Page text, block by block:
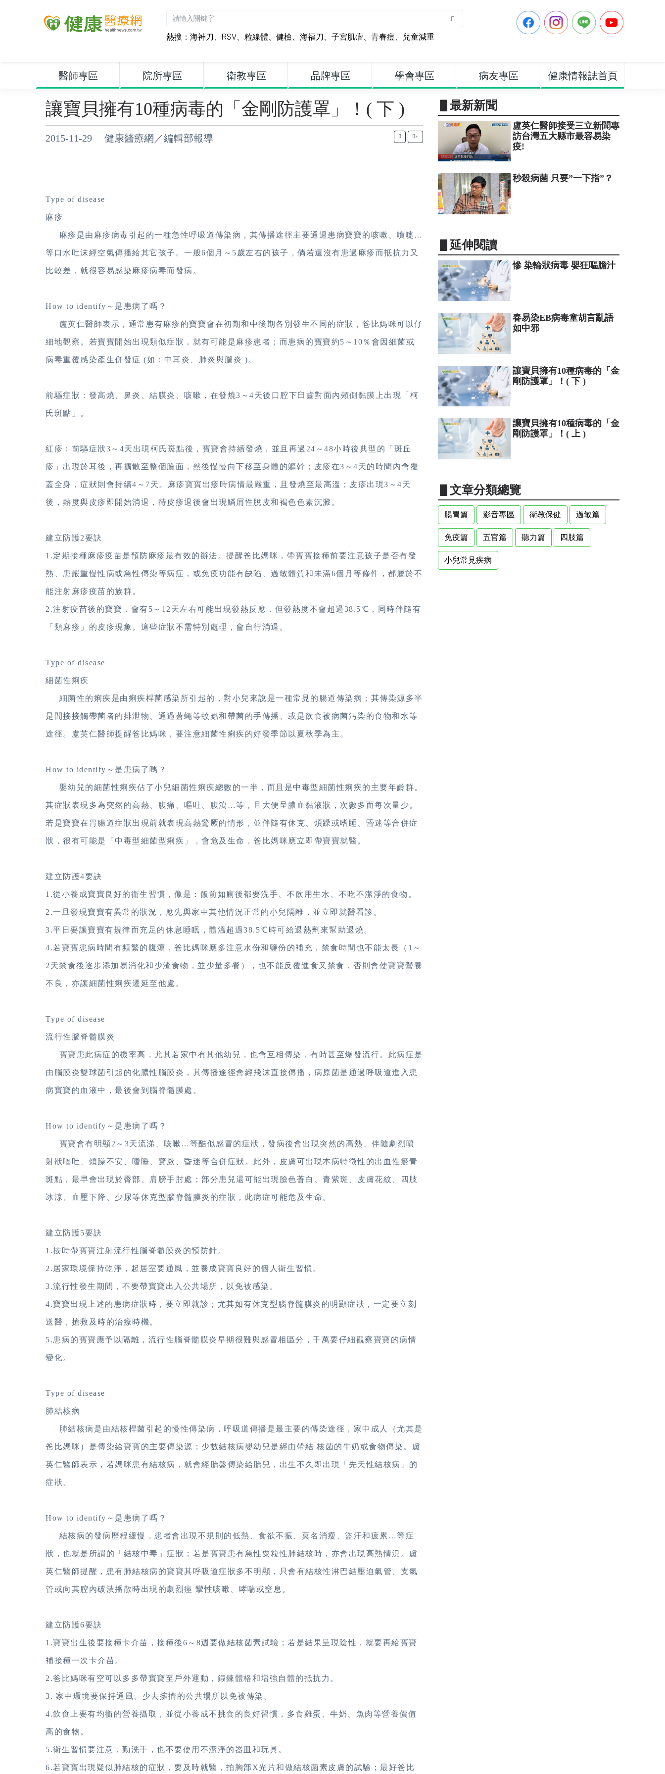
熱搜： 海神刀 、 RSV、 粒線體、 健檢、 海福刀 、 子宮肌瘤、 青春痘、 兒童減重
醫師專區 院所專區 衛教專區 品牌專區 學會專區 病友專區 健康情報誌首頁
讓寶貝擁有10種病毒的「金剛防護罩」！( 下 )
2015-11-29 健康醫療網／編輯部報導 +
Type of disease
麻疹
麻疹是由麻疹病毒引起的一種急性呼吸道傳染病，其傳播途徑主要通過患病寶寶的咳嗽、噴嚏…
等口水吐沫經空氣傳播給其它孩子。一般6個月～5歲左右的孩子，倘若還沒有患過麻疹而抵抗力又
比較差，就很容易感染麻疹病毒而發病。
How to identify～是患病了嗎？
盧英仁醫師表示，通常患有麻疹的寶寶會在初期和中後期各別發生不同的症狀，爸比媽咪可以仔
細地觀察。若寶寶開始出現類似症狀，就有可能是麻疹患者；而患病的寶寶約5～10％會因細菌或
病毒重覆感染產生併發症 (如：中耳炎、肺炎與腦炎 )。
前驅症狀：發高燒、鼻炎、結膜炎、咳嗽，在發燒3～4天後口腔下臼齒對面內頰側黏膜上出現「柯
氏斑點」。
紅疹：前驅症狀3～4天出現柯氏斑點後，寶寶會持續發燒，並且再過24～48小時後典型的「斑丘
疹」出現於耳後，再擴散至整個臉面，然後慢慢向下移至身體的軀幹；皮疹在3～4天的時間內會覆
蓋全身，症狀則會持續4～7天。麻疹寶寶出疹時病情最嚴重，且發燒至最高溫；皮疹出現3～4天
後，熱度與皮疹即開始消退，待皮疹退後會出現鱗屑性脫皮和褐色色素沉澱。
建立防護2要訣
1.定期接種麻疹疫苗是預防麻疹最有效的辦法。提醒爸比媽咪，帶寶寶接種前要注意孩子是否有發
熱、患嚴重慢性病或急性傳染等病症，或免疫功能有缺陷、過敏體質和未滿6個月等條件，都屬於不
能注射麻疹疫苗的族群。
2.注射疫苗後的寶寶，會有5～12天左右可能出現發熱反應，但發熱度不會超過38.5℃，同時伴隨有
「類麻疹」的皮疹現象。這些症狀不需特別處理，會自行消退。
Type of disease
細菌性痢疾
細菌性的痢疾是由痢疾桿菌感染所引起的，對小兒來說是一種常見的腸道傳染病；其傳染源多半
是間接接觸帶菌者的排泄物、通過蒼蠅等蚊蟲和帶菌的手傳播、或是飲食被病菌污染的食物和水等
途徑。盧英仁醫師提醒爸比媽咪，要注意細菌性痢疾的好發季節以夏秋季為主。
How to identify～是患病了嗎？
嬰幼兒的細菌性痢疾佔了小兒細菌性痢疾總數的一半，而且是中毒型細菌性痢疾的主要年齡群。
其症狀表現多為突然的高熱、腹痛、嘔吐、腹瀉…等，且大便呈膿血黏液狀，次數多而每次量少。
若是寶寶在胃腸道症狀出現前就表現高熱驚厥的情形，並伴隨有休克、煩躁或嗜睡、昏迷等合併症
狀，很有可能是「中毒型細菌型痢疾」，會危及生命，爸比媽咪應立即帶寶寶就醫。
建立防護4要訣
1.從小養成寶寶良好的衛生習慣，像是：飯前如廁後都要洗手、不飲用生水、不吃不潔淨的食物。
2.一旦發現寶寶有異常的狀況，應先與家中其他情況正常的小兒隔離，並立即就醫看診。
3.平日要讓寶寶有規律而充足的休息睡眠，體溫超過38.5℃時可給退熱劑來幫助退燒。
4.若寶寶患病時間有頻繁的腹瀉，爸比媽咪應多注意水份和鹽份的補充，禁食時間也不能太長（1～
2天禁食後逐步添加易消化和少渣食物，並少量多餐），也不能反覆進食又禁食，否則會使寶寶營養
不良，亦讓細菌性痢疾遷延至他處。
Type of disease
流行性腦脊髓膜炎
寶寶患此病症的機率高，尤其若家中有其他幼兒，也會互相傳染，有時甚至爆發流行。此病症是
由腦膜炎雙球菌引起的化膿性腦膜炎，其傳播途徑會經飛沫直接傳播，病原菌是通過呼吸道進入患
病寶寶的血液中，最後會到腦脊髓膜處。
How to identify～是患病了嗎？
寶寶會有明顯2～3天流涕、咳嗽…等酷似感冒的症狀，發病後會出現突然的高熱、伴隨劇烈噴
射狀嘔吐、煩躁不安、嗜睡、驚厥、昏迷等合併症狀。此外，皮膚可出現本病特徵性的出血性瘀青
斑點，最早會出現於臀部、肩膀手肘處；部分患兒還可能出現臉色蒼白、青紫斑、皮膚花紋、四肢
冰涼、血壓下降、少尿等休克型腦脊髓膜炎的症狀，此病症可能危及生命。
建立防護5要訣
1.按時帶寶寶注射流行性腦脊髓膜炎的預防針。
2.居家環境保持乾淨，起居室要通風，並養成寶寶良好的個人衛生習慣。
3.流行性發生期間，不要帶寶寶出入公共場所，以免被感染。
4.寶寶出現上述的患病症狀時，要立即就診；尤其如有休克型腦脊髓膜炎的明顯症狀，一定要立刻
送醫，搶救及時的治療時機。
5.患病的寶寶應予以隔離，流行性腦脊髓膜炎早期很難與感冒相區分，千萬要仔細觀察寶寶的病情
變化。
Type of disease
肺結核病
肺結核病是由結核桿菌引起的慢性傳染病，呼吸道傳播是最主要的傳染途徑，家中成人（尤其是
爸比媽咪）是傳染給寶寶的主要傳染源；少數結核病嬰幼兒是經由帶結 核菌的牛奶或食物傳染。盧
英仁醫師表示，若媽咪患有結核病，就會經胎盤傳染給胎兒，出生不久即出現「先天性結核病」的
症狀。
How to identify～是患病了嗎？
結核病的發病歷程緩慢，患者會出現不規則的低熱、食欲不振、莫名消瘦、盜汗和疲累…等症
狀，也就是所謂的「結核中毒」症狀；若是寶寶患有急性粟粒性肺結核時，亦會出現高熱情況。盧
英仁醫師提醒，患有肺結核病的寶寶其呼吸道症狀多不明顯，只會有結核性淋巴結壓迫氣管、支氣
管或向其腔內破潰播散時出現的劇烈痙 攣性咳嗽、哮喘或窒息。
建立防護6要訣
1.寶寶出生後要接種卡介苗，接種後6～8週要做結核菌素試驗；若是結果呈現陰性，就要再給寶寶
補接種一次卡介苗。
2.爸比媽咪有空可以多多帶寶寶至戶外運動，鍛鍊體格和增強自體的抵抗力。
3. 家中環境要保持通風、少去擁擠的公共場所以免被傳染。
4.飲食上要有均衡的營養攝取，並從小養成不挑食的良好習慣，多食雞蛋、牛奶、魚肉等營養價值
高的食物。
5.衛生習慣要注意，勤洗手，也不要使用不潔淨的器皿和玩具。
6.若寶寶出現疑似肺結核的症狀，要及時就醫，拍胸部X光片和做結核菌素皮膚的試驗；最好爸比
▋最新新聞
盧英仁醫師接受三立新聞專
訪台灣五大縣市最容易染
疫!
秒殺病菌 只要”一下指”？
▋延伸閱讀
慘 染輪狀病毒 嬰狂嘔膽汁
春易染EB病毒童胡言亂語
如中邪
讓寶貝擁有10種病毒的「金
剛防護罩」！( 下 )
讓寶貝擁有10種病毒的「金
剛防護罩」！( 上 )
▋文章分類總覽
腸胃篇 影音專區 衛教保健 過敏篇
免疫篇 五官篇 聽力篇 四肢篇
小兒常見疾病